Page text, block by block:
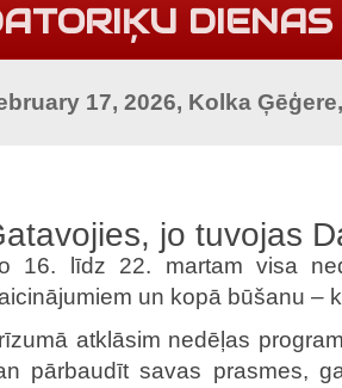
17, 2026, Kolka
jo tuvojas
16. līdz 22. martam visa
un kopā būšanu –
atklāsim nedēļas
pārbaudīt savas prasmes,